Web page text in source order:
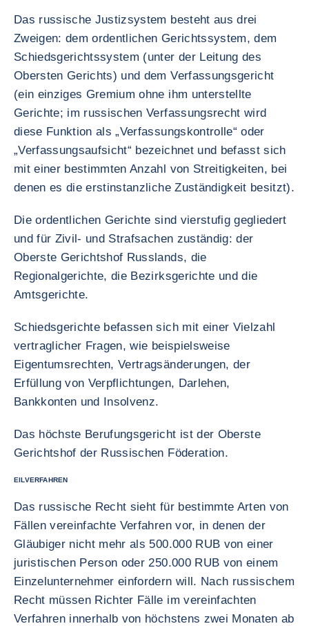
Das russische Justizsystem besteht aus drei
Zweigen: dem ordentlichen Gerichtssystem, dem
Schiedsgerichtssystem (unter der Leitung des
Obersten Gerichts) und dem Verfassungsgericht
(ein einziges Gremium ohne ihm unterstellte
Gerichte; im russischen Verfassungsrecht wird
diese Funktion als „Verfassungskontrolle“ oder
„Verfassungsaufsicht“ bezeichnet und befasst sich
mit einer bestimmten Anzahl von Streitigkeiten, bei
denen es die erstinstanzliche Zuständigkeit besitzt).
Die ordentlichen Gerichte sind vierstufig gegliedert
und für Zivil- und Strafsachen zuständig: der
Oberste Gerichtshof Russlands, die
Regionalgerichte, die Bezirksgerichte und die
Amtsgerichte.
Schiedsgerichte befassen sich mit einer Vielzahl
vertraglicher Fragen, wie beispielsweise
Eigentumsrechten, Vertragsänderungen, der
Erfüllung von Verpflichtungen, Darlehen,
Bankkonten und Insolvenz.
Das höchste Berufungsgericht ist der Oberste
Gerichtshof der Russischen Föderation.
EILVERFAHREN
Das russische Recht sieht für bestimmte Arten von
Fällen vereinfachte Verfahren vor, in denen der
Gläubiger nicht mehr als 500.000 RUB von einer
juristischen Person oder 250.000 RUB von einem
Einzelunternehmer einfordern will. Nach russischem
Recht müssen Richter Fälle im vereinfachten
Verfahren innerhalb von höchstens zwei Monaten ab